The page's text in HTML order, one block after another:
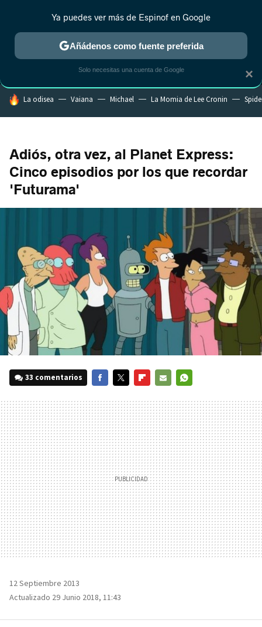
MENÚ NUEVO
ESTRENOS REALITY ANIME RANKINGS CINE
HOY SE HABLA DE
La odisea Vaiana Michael La Momia de Lee Cronin
Adiós, otra vez, al Planet Express:
Cinco episodios por los que recordar
'Futurama'
33 comentarios
MAIL
12 Septiembre 2013
Actualizado 29 Junio 2018, 11:43
×
Ya puedes ver más de Espinof en Google
Añádenos como fuente preferida
Solo necesitas una cuenta de Google